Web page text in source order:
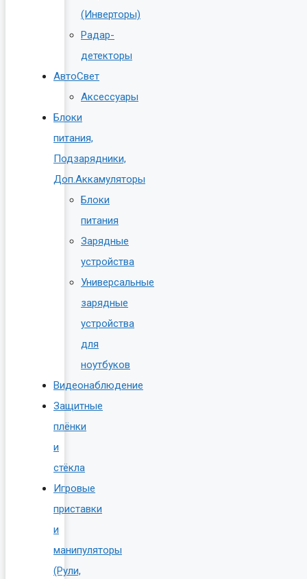
(Инверторы)
Радар-
детекторы
АвтоСвет
Аксессуары
Блоки
питания,
Подзарядники,
Доп.Аккамуляторы
Блоки
питания
Зарядные
устройства
Универсальные
зарядные
устройства
для
ноутбуков
Видеонаблюдение
Защитные
плёнки
и
стёкла
Игровые
приставки
и
манипуляторы
(Рули,